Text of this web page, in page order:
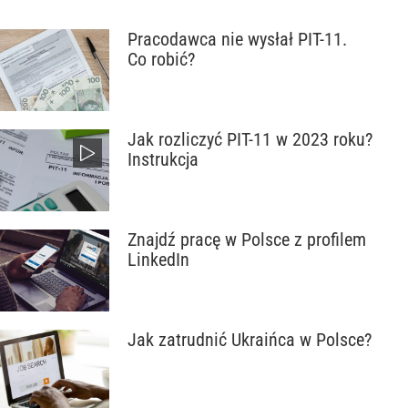
Pracodawca nie wysłał PIT-11.
Co robić?
Jak rozliczyć PIT-11 w 2023 roku?
Instrukcja
Znajdź pracę w Polsce z profilem
LinkedIn
Jak zatrudnić Ukraińca w Polsce?